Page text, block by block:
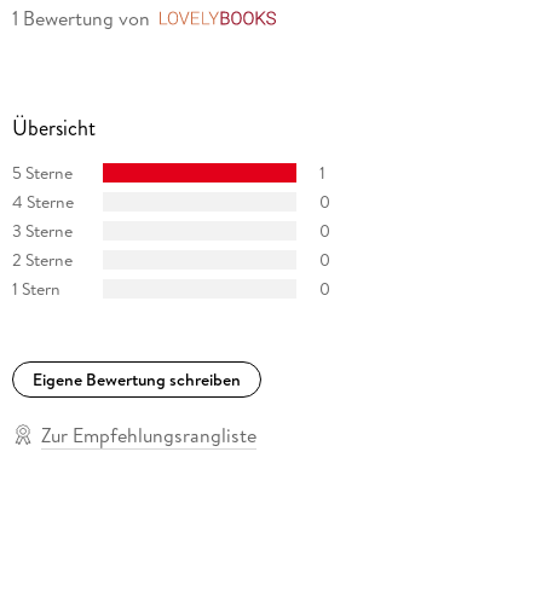
1 Bewertung von
Übersicht
5 Sterne
1
4 Sterne
0
3 Sterne
0
2 Sterne
0
1 Stern
0
Eigene Bewertung schreiben
Zur Empfehlungsrangliste